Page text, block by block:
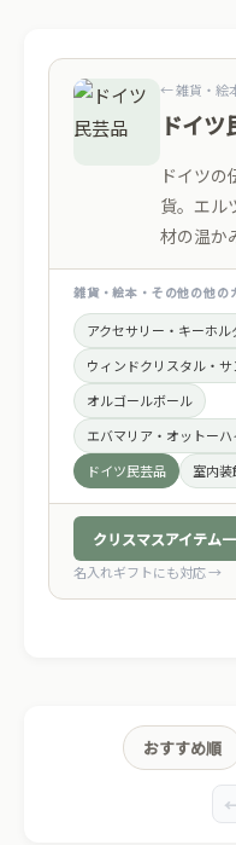
← 雑貨・絵
ドイツ
ドイツ
貨。エル
材の温か
雑貨・絵本・その他の他の
アクセサリー・キーホル
ウィンドクリスタル・
オルゴールボール
エバマリア・オットー
ドイツ民芸品
室内
クリスマスアイテム
名入れギフトにも対応 →
おすすめ順